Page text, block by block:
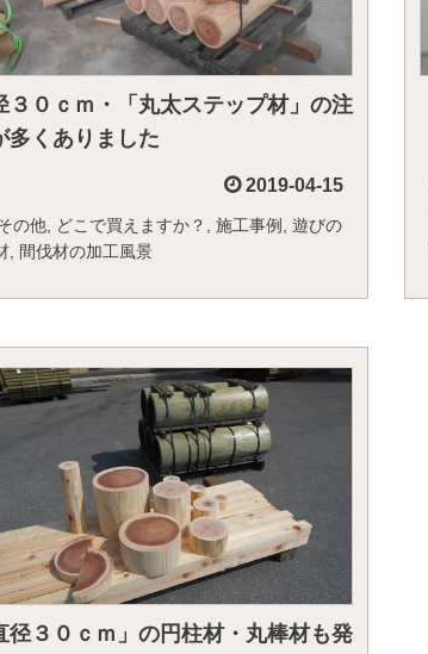
３０ｃｍ・「丸太ステップ材」の注
多くありました
2019-04-15
の他 どこで買えますか？ 施工事例
遊びの
間伐材の加工風景
径３０ｃｍ」の円柱材・丸棒材も発